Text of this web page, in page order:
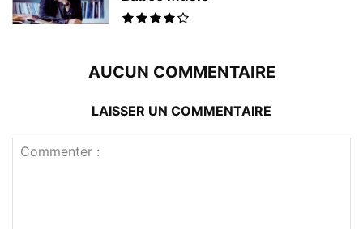
AUCUN COMMENTAIRE
LAISSER UN COMMENTAIRE